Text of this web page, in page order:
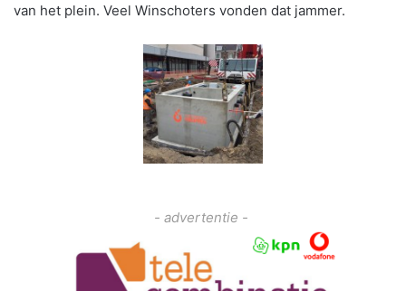
van het plein. Veel Winschoters vonden dat jammer.
- advertentie -